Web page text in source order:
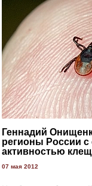
Геннадий
регионы России
активностью
07 мая 2012